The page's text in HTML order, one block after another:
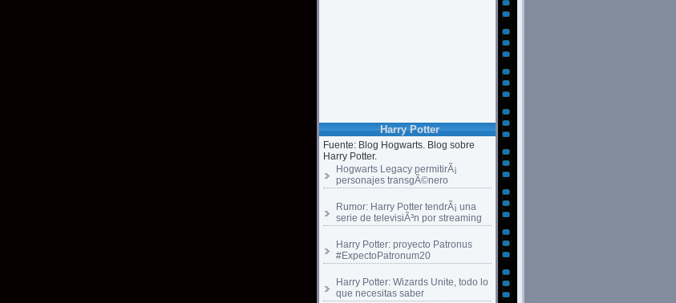
Harry Potter
Fuente: Blog Hogwarts. Blog sobre
Harry Potter.
Hogwarts Legacy permitirÃ¡
personajes transgÃ©nero
Rumor: Harry Potter tendrÃ¡ una
serie de televisiÃ³n por streaming
Harry Potter: proyecto Patronus
#ExpectoPatronum20
Harry Potter: Wizards Unite, todo lo
que necesitas saber